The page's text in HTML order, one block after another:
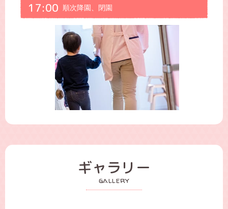
17:00 順次降園、閉園
ギャラリー
gallery